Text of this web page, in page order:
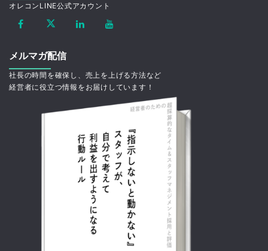
オレコンLINE公式アカウント
メルマガ配信
社長の時間を確保し、売上を上げる方法など
経営者に役立つ情報をお届けしています！